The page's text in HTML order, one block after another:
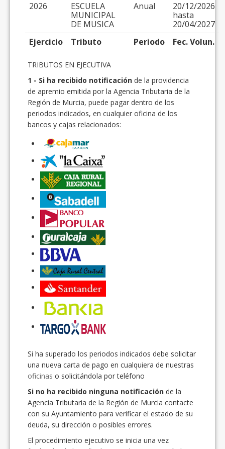
2026
ESCUELA
MUNICIPAL
DE MUSICA
Anual
20/12/2026
hasta
20/04/2027
Ejercicio
Tributo Periodo Fec. Volun.
TRIBUTOS EN EJECUTIVA
1 - Si ha recibido notificación de la providencia
de apremio emitida por la Agencia Tributaria de la
Región de Murcia, puede pagar dentro de los
periodos indicados, en cualquier oficina de los
bancos y cajas relacionados:
Si ha superado los periodos indicados debe solicitar
una nueva carta de pago en cualquiera de nuestras
oficinas o solicitándola por teléfono
Si no ha recibido ninguna notificación de la
Agencia Tributaria de la Región de Murcia contacte
con su Ayuntamiento para verificar el estado de su
deuda, su dirección o posibles errores.
El procedimiento ejecutivo se inicia una vez